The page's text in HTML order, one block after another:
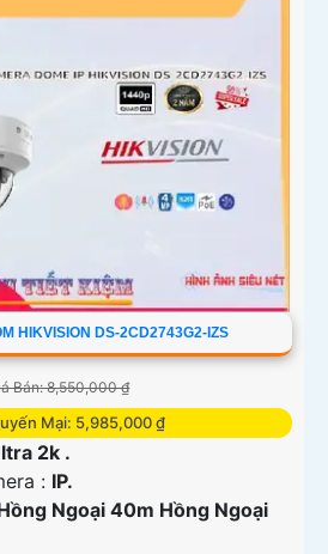
HIKVISION DS-2CD2743G2-IZS
Bán: 8,550,000 ₫
Mại: 5,985,000 ₫
2k .
: IP.
Ngoại 40m Hồng Ngoại